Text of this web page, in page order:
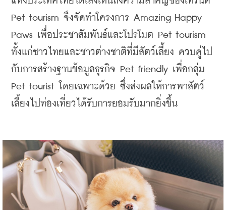
Pet tourism จึงจัดทำโครงการ Amazing Happy
Paws เพื่อประชาสัมพันธ์และโปรโมต Pet tourism
ทั้งแก่ชาวไทยและชาวต่างชาติที่มีสัตว์เลี้ยง ควบคู่ไป
กับการสร้างฐานข้อมูลธุรกิจ Pet friendly เพื่อกลุ่ม
Pet tourist โดยเฉพาะด้วย ซึ่งส่งผลให้การพาสัตว์
เลี้ยงไปท่องเที่ยวได้รับการยอมรับมากยิ่งขึ้น